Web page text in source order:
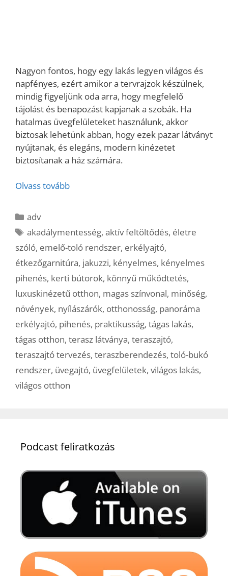
Nagyon fontos, hogy egy lakás legyen világos és
napfényes, ezért amikor a tervrajzok készülnek,
mindig figyeljünk oda arra, hogy megfelelő
tájolást és benapozást kapjanak a szobák. Ha
hatalmas üvegfelületeket használunk, akkor
biztosak lehetünk abban, hogy ezek pazar látványt
nyújtanak, és elegáns, modern kinézetet
biztosítanak a ház számára.
Olvass tovább
Kategória
adv
Címkék
akadálymentesség,aktív feltöltődés, életre
szóló, emelő-toló rendszer, erkélyajtó,
étkezőgarnitúra, jakuzzi, kényelmes, kényelmes
pihenés, kerti bútorok, könnyű működtetés,
luxuskinézetű otthon, magas színvonal, minőség,
növények, nyílászárók, otthonosság, panoráma
erkélyajtó, pihenés, praktikusság, tágas lakás,
tágas otthon, terasz látványa, teraszajtó,
teraszajtó tervezés, teraszberendezés, toló-bukó
rendszer, üvegajtó, üvegfelületek, világos lakás,
világos otthon
Podcast feliratkozás